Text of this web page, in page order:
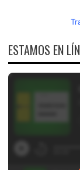
ESTAMOS EN